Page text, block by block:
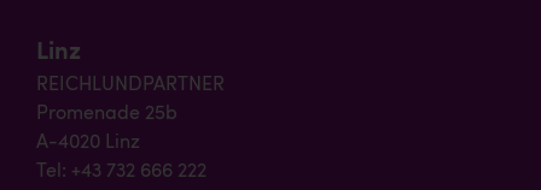
Linz
REICHLUNDPARTNER
Promenade 25b
A-4020 Linz
Tel: +43 732 666 222